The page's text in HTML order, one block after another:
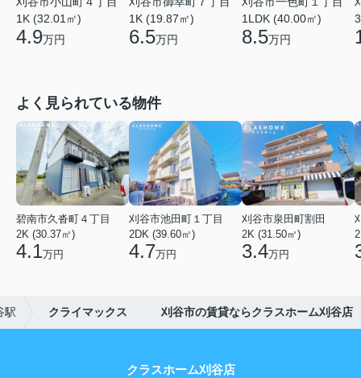
1K (32.01㎡)
4.9万円
1K (19.87㎡)
6.5万円
1LDK (40.00㎡)
8.5万円
よく見られている物件
碧南市久沓町４丁目
2K (30.37㎡)
4.1万円
刈谷市池田町１丁目
2DK (39.60㎡)
4.7万円
刈谷市泉田町割田
2K (31.50㎡)
3.4万円
駅 クライマックス 刈谷市の賃貸ならクラスホーム刈谷店
クラスホーム刈谷店